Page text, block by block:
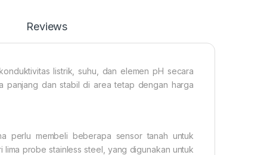
Reviews
listrik, suhu, dan elemen pH secara
panjang dan stabil di area tetap dengan harga
perlu membeli beberapa sensor tanah untuk
probe stainless steel, yang digunakan untuk